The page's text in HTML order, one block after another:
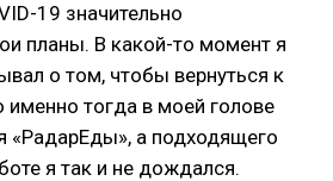
19 значительно
планы. В какой-то момент я
о том, чтобы вернуться к
именно тогда в моей голове
«РадарЕды», а подходящего
я так и не дождался.